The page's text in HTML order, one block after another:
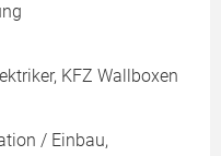
KFZ Wallboxen
/ Einbau,